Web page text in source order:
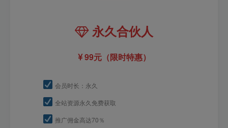
永久合伙人
99元（限时特惠）
会员时长：永久
全站资源永久免费获取
推广佣金高达70％